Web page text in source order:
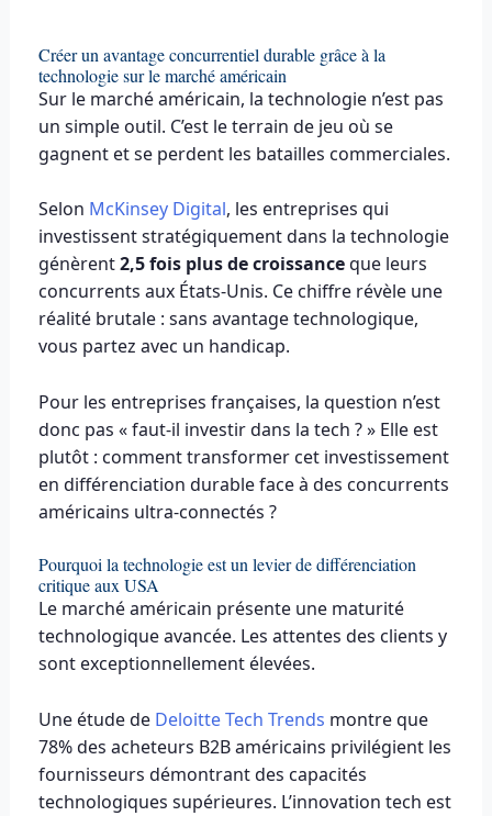
Créer un avantage concurrentiel durable grâce à la
technologie sur le marché américain
Sur le marché américain, la technologie n’est pas
un simple outil. C’est le terrain de jeu où se
gagnent et se perdent les batailles commerciales.
Selon McKinsey Digital, les entreprises qui
investissent stratégiquement dans la technologie
génèrent2,5 fois plus de croissanceque leurs
concurrents aux États-Unis. Ce chiffre révèle une
réalité brutale : sans avantage technologique,
vous partez avec un handicap.
Pour les entreprises françaises, la question n’est
donc pas « faut-il investir dans la tech ? » Elle est
plutôt : comment transformer cet investissement
en différenciation durable face à des concurrents
américains ultra-connectés ?
Pourquoi la technologie est un levier de différenciation
critique aux USA
Le marché américain présente une maturité
technologique avancée. Les attentes des clients y
sont exceptionnellement élevées.
Une étude de Deloitte Tech Trends montre que
78% des acheteurs B2B américains privilégient les
fournisseurs démontrant des capacités
technologiques supérieures. L’innovation tech est